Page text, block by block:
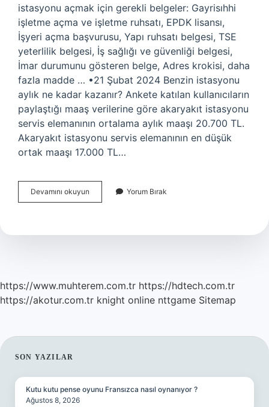
istasyonu açmak için gerekli belgeler: Gayrisıhhi
işletme açma ve işletme ruhsatı, EPDK lisansı,
İşyeri açma başvurusu, Yapı ruhsatı belgesi, TSE
yeterlilik belgesi, İş sağlığı ve güvenliği belgesi,
İmar durumunu gösteren belge, Adres krokisi, daha
fazla madde … •21 Şubat 2024 Benzin istasyonu
aylık ne kadar kazanır? Ankete katılan kullanıcıların
paylaştığı maaş verilerine göre akaryakıt istasyonu
servis elemanının ortalama aylık maaşı 20.700 TL.
Akaryakıt istasyonu servis elemanının en düşük
ortak maaşı 17.000 TL…
Devamını okuyun
Ofisi
Para
Yorum Bırak
https://www.muhterem.com.tr https://hdtech.com.tr
https://akotur.com.tr knight online nttgame Sitemap
SIDEBAR
SON YAZILAR
Kutu kutu pense oyunu Fransızca nasıl oynanıyor ?
Ağustos 8, 2026